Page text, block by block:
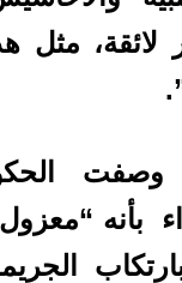
مثل
وصفت
بأنه